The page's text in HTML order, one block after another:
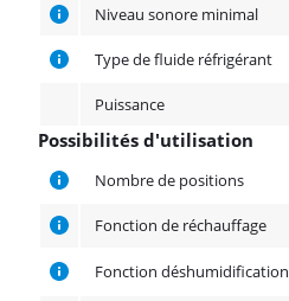
Niveau sonore minimal
Type de fluide réfrigérant
Puissance
Possibilités d'utilisation
Possibilités d'utilisation
Nombre de positions
Fonction de réchauffage
Fonction déshumidification